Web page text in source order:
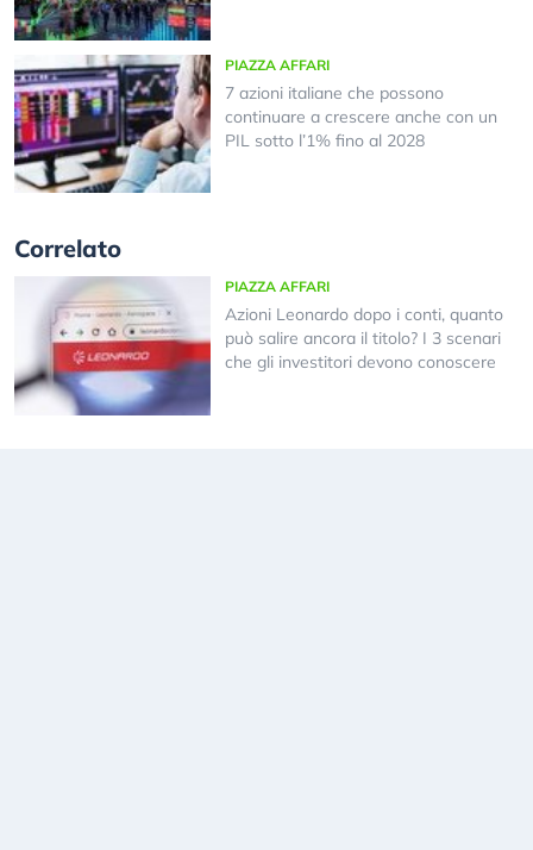
PIAZZA AFFARI
7 azioni italiane che possono
continuare a crescere anche con un
PIL sotto l’1% fino al 2028
Correlato
PIAZZA AFFARI
Azioni Leonardo dopo i conti, quanto
può salire ancora il titolo? I 3 scenari
che gli investitori devono conoscere